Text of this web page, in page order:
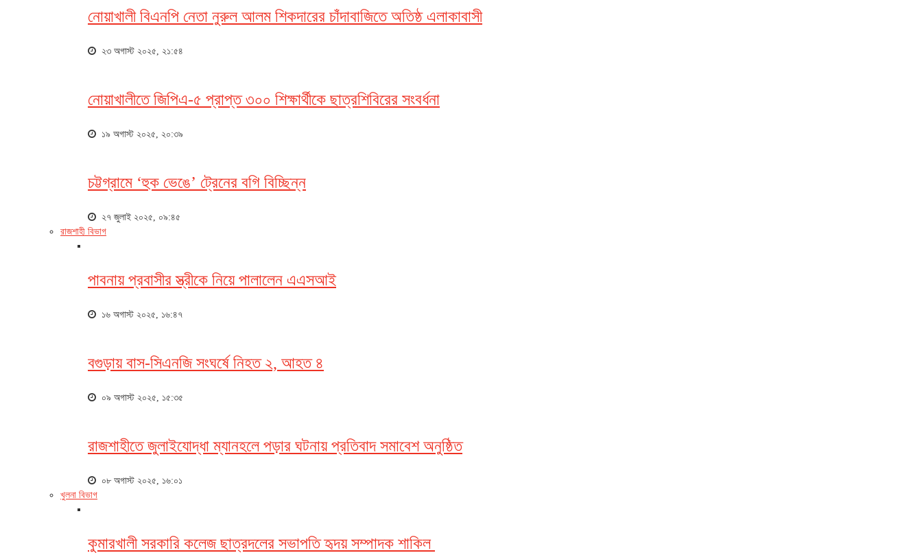
নোয়াখালী বিএনপি নেতা নুরুল আলম শিকদারের চাঁদাবাজিতে অতিষ্ঠ এলাকাবাসী
২৩ অগাস্ট ২০২৫, ২১:৫৪
নোয়াখালীতে জিপিএ-৫ প্রাপ্ত ৩০০ শিক্ষার্থীকে ছাত্রশিবিরের সংবর্ধনা
১৯ অগাস্ট ২০২৫, ২০:৩৯
চট্টগ্রামে ‘হুক ভেঙে’ ট্রেনের বগি বিচ্ছিন্ন
২৭ জুলাই ২০২৫, ০৯:৪৫
রাজশাহী বিভাগ
পাবনায় প্রবাসীর স্ত্রীকে নিয়ে পালালেন এএসআই
১৬ অগাস্ট ২০২৫, ১৬:৪৭
বগুড়ায় বাস-সিএনজি সংঘর্ষে নিহত ২, আহত ৪
০৯ অগাস্ট ২০২৫, ১৫:৩৫
রাজশাহীতে জুলাইযোদ্ধা ম্যানহলে পড়ার ঘটনায় প্রতিবাদ সমাবেশ অনুষ্ঠিত
০৮ অগাস্ট ২০২৫, ১৬:০১
খুলনা বিভাগ
কুমারখালী সরকারি কলেজ ছাত্রদলের সভাপতি হৃদয় সম্পাদক শাকিল